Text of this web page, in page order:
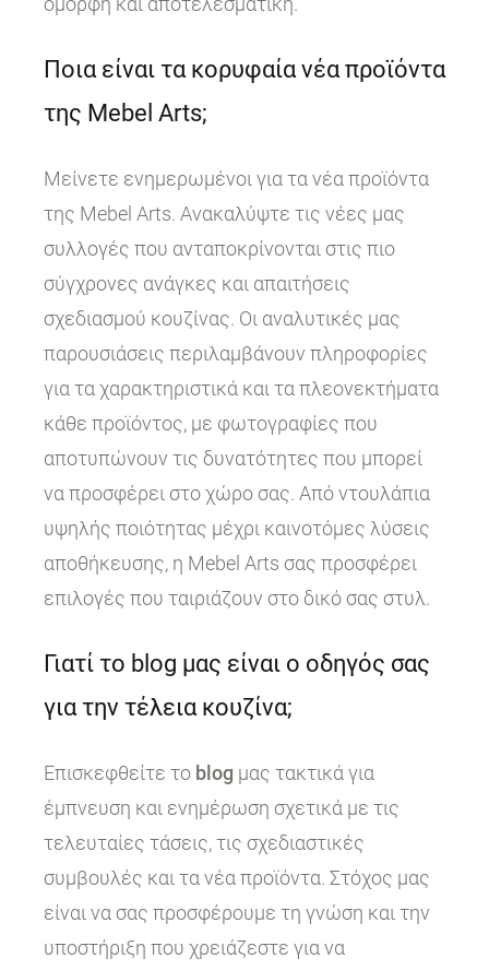
Ποια είναι τα κορυφαία νέα προϊόντα
της Mebel Arts;
Μείνετε ενημερωμένοι για τα νέα προϊόντα
της Mebel Arts. Ανακαλύψτε τις νέες μας
συλλογές που ανταποκρίνονται στις πιο
σύγχρονες ανάγκες και απαιτήσεις
σχεδιασμού κουζίνας. Οι αναλυτικές μας
παρουσιάσεις περιλαμβάνουν πληροφορίες
για τα χαρακτηριστικά και τα πλεονεκτήματα
κάθε προϊόντος, με φωτογραφίες που
αποτυπώνουν τις δυνατότητες που μπορεί
να προσφέρει στο χώρο σας. Από ντουλάπια
υψηλής ποιότητας μέχρι καινοτόμες λύσεις
αποθήκευσης, η Mebel Arts σας προσφέρει
επιλογές που ταιριάζουν στο δικό σας στυλ.
Γιατί το blog μας είναι ο οδηγός σας
για την τέλεια κουζίνα;
Επισκεφθείτε το blog μας τακτικά για
έμπνευση και ενημέρωση σχετικά με τις
τελευταίες τάσεις, τις σχεδιαστικές
συμβουλές και τα νέα προϊόντα. Στόχος μας
είναι να σας προσφέρουμε τη γνώση και την
υποστήριξη που χρειάζεστε για να